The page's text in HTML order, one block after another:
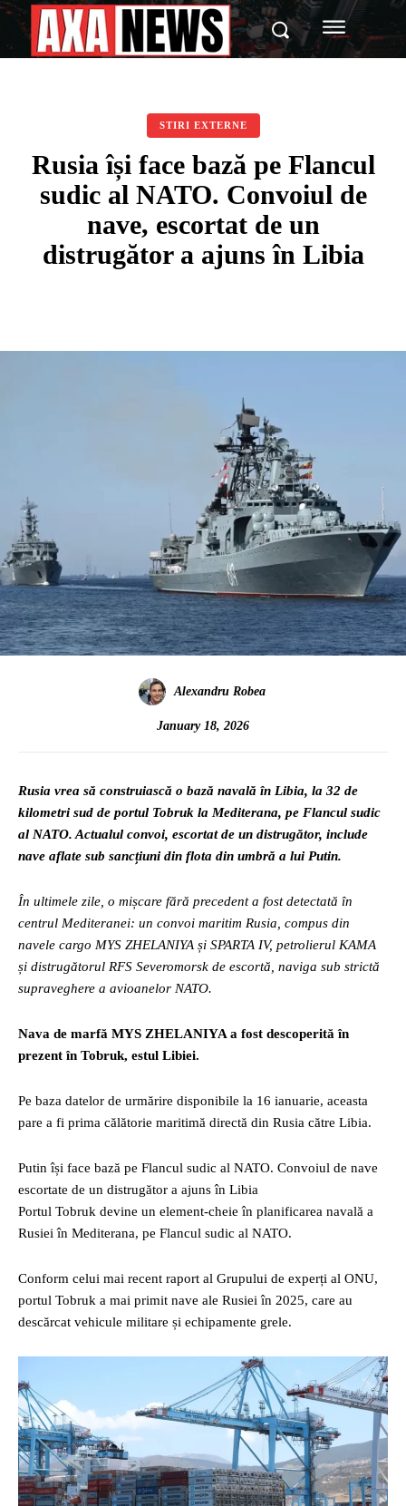
STIRI EXTERNE
Rusia își face bază pe Flancul
sudic al NATO. Convoiul de
nave, escortat de un
distrugător a ajuns în Libia
Alexandru Robea
January 18, 2026
Rusia vrea să construiască o bază navală în Libia, la 32 de
kilometri sud de portul Tobruk la Mediterana, pe Flancul sudic
al NATO. Actualul convoi, escortat de un distrugător, include
nave aflate sub sancțiuni din flota din umbră a lui Putin.
În ultimele zile, o mișcare fără precedent a fost detectată în
centrul Mediteranei: un convoi maritim Rusia, compus din
navele cargo MYS ZHELANIYA și SPARTA IV, petrolierul KAMA
și distrugătorul RFS Severomorsk de escortă, naviga sub strictă
supraveghere a avioanelor NATO.
Nava de marfă MYS ZHELANIYA a fost descoperită în
prezent în Tobruk, estul Libiei.
Pe baza datelor de urmărire disponibile la 16 ianuarie, aceasta
pare a fi prima călătorie maritimă directă din Rusia către Libia.
Putin își face bază pe Flancul sudic al NATO. Convoiul de nave
escortate de un distrugător a ajuns în Libia
Portul Tobruk devine un element-cheie în planificarea navală a
Rusiei în Mediterana, pe Flancul sudic al NATO.
Conform celui mai recent raport al Grupului de experți al ONU,
portul Tobruk a mai primit nave ale Rusiei în 2025, care au
descărcat vehicule militare și echipamente grele.